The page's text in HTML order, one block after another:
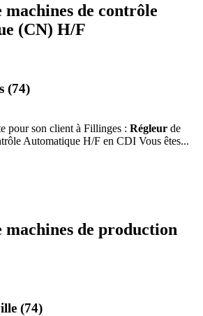
machines de contrôle
(CN) H/F
(74)
pour son client à Fillinges : Régleur de
Automatique H/F en CDI Vous êtes...
machines de production
(74)